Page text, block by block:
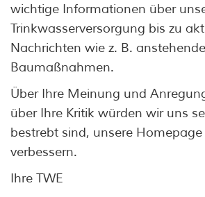
wichtige Informationen über
Trinkwasserversorgung bis zu
Nachrichten wie z. B. anstehende
Baumaßnahmen.
Über Ihre Meinung und
über Ihre Kritik würden wir uns
bestrebt sind, unsere
verbessern.
Ihre TWE